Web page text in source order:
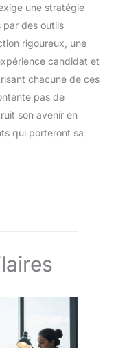
une stratégie
par des outils
rigoureux, une
candidat et
chacune de ces
pas de
son avenir en
qui porteront sa